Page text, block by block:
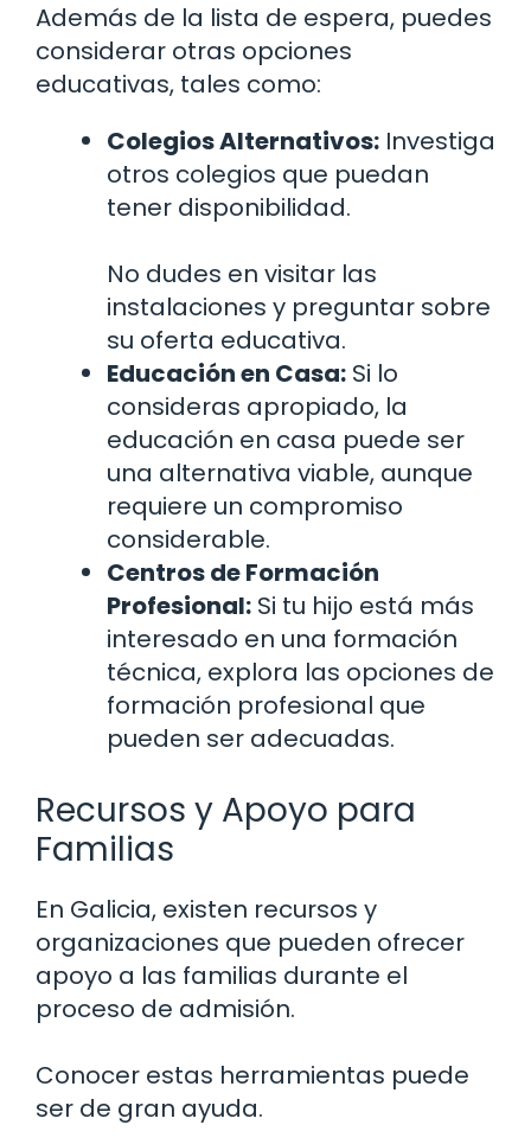
Además de la lista de espera, puedes
considerar otras opciones
educativas, tales como:
Colegios Alternativos: Investiga
otros colegios que puedan
tener disponibilidad.
No dudes en visitar las
instalaciones y preguntar sobre
su oferta educativa.
Educación en Casa: Si lo
consideras apropiado, la
educación en casa puede ser
una alternativa viable, aunque
requiere un compromiso
considerable.
Centros de Formación
Profesional: Si tu hijo está más
interesado en una formación
técnica, explora las opciones de
formación profesional que
pueden ser adecuadas.
Recursos y Apoyo para
Familias
En Galicia, existen recursos y
organizaciones que pueden ofrecer
apoyo a las familias durante el
proceso de admisión.
Conocer estas herramientas puede
ser de gran ayuda.